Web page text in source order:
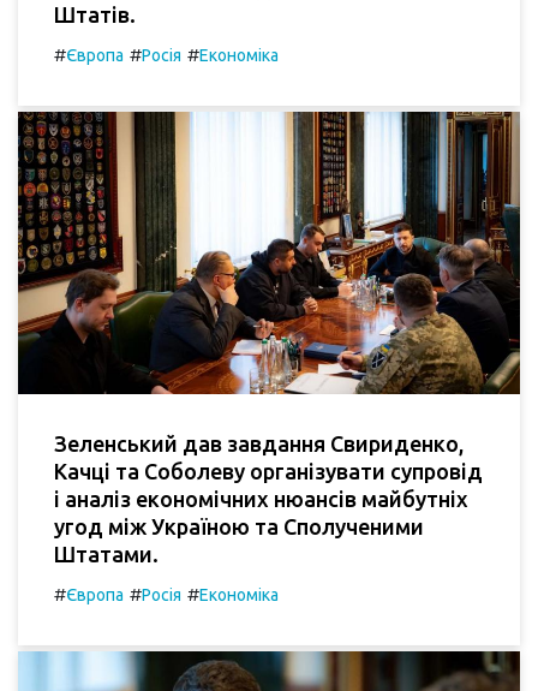
Штатів.
#Європа #Росія #Економіка
Зеленський дав завдання Свириденко,
Качці та Соболеву організувати супровід
і аналіз економічних нюансів майбутніх
угод між Україною та Сполученими
Штатами.
#Європа #Росія #Економіка